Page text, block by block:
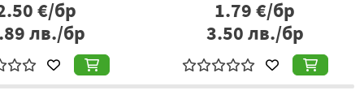
Варна, България, тел: +359877666296,www.berezka.bg
€/бр
лв./бр
1.79€/бр
3.50лв./бр